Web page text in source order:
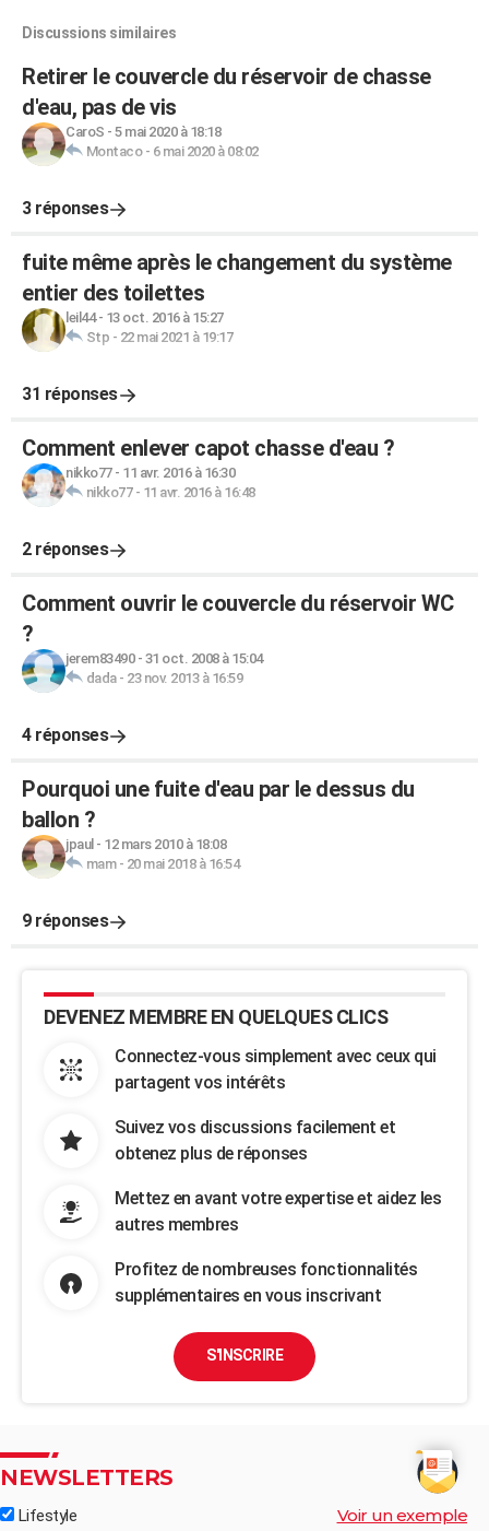
Discussions similaires
Retirer le couvercle du réservoir de chasse
d'eau, pas de vis
CaroS - 5 mai 2020 à 18:18
Montaco- 6 mai 2020 à 08:02
3 réponses
fuite même après le changement du système
entier des toilettes
leil44- 13 oct. 2016 à 15:27
Stp - 22 mai 2021 à 19:17
31 réponses
Comment enlever capot chasse d'eau ?
nikko77- 11 avr. 2016 à 16:30
nikko77- 11 avr. 2016 à 16:48
2 réponses
Comment ouvrir le couvercle du réservoir WC
?
jerem83490- 31 oct. 2008 à 15:04
dada- 23 nov. 2013 à 16:59
4 réponses
Pourquoi une fuite d'eau par le dessus du
ballon ?
jpaul - 12 mars 2010 à 18:08
mam- 20 mai 2018 à 16:54
9 réponses
DEVENEZ MEMBRE EN QUELQUES CLICS
Connectez-vous simplement avec ceux qui
partagent vos intérêts
Suivez vos discussions facilement et
obtenez plus de réponses
Mettez en avant votre expertise et aidez les
autres membres
Profitez de nombreuses fonctionnalités
supplémentaires en vous inscrivant
S'INSCRIRE
NEWSLETTERS
Lifestyle Voir un exemple